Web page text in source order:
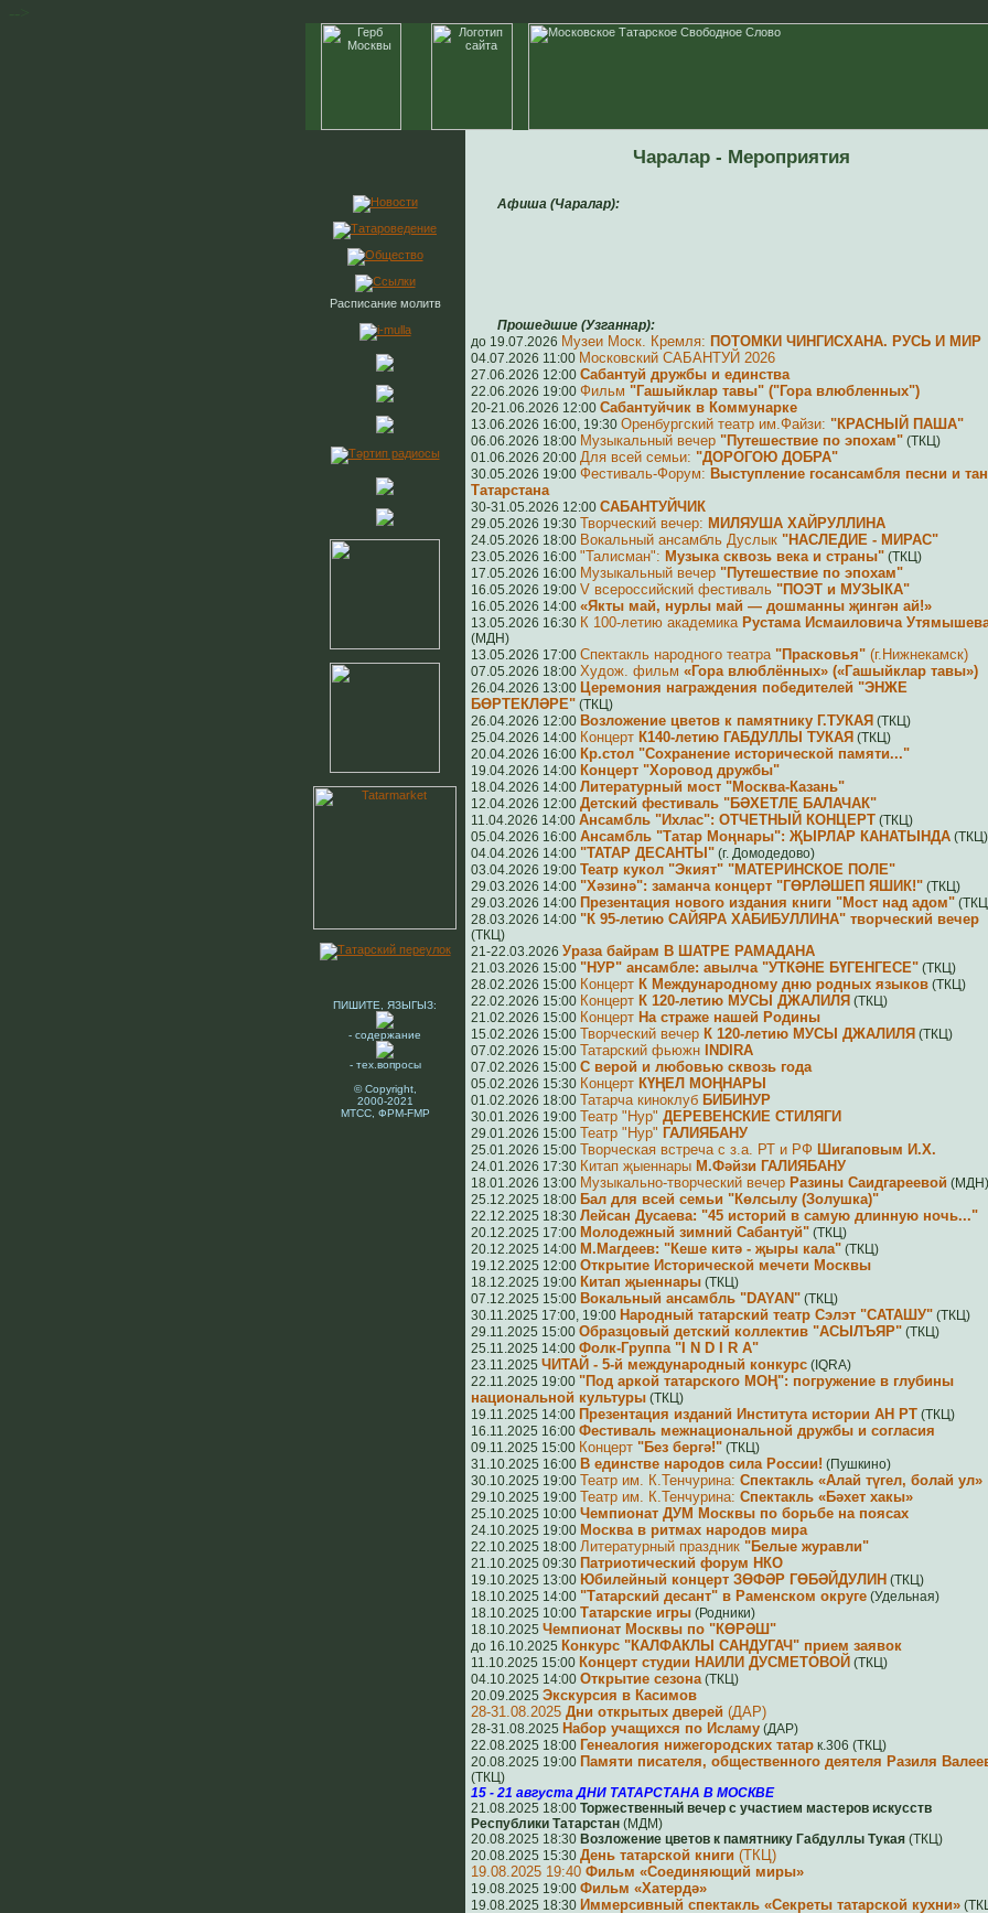
Расписание молитв
ПИШИТЕ, ЯЗЫГЫЗ:
- содержание
- тех.вопросы
© Copyright,
2000-2021
МТСС, ФРМ-FMP
Чаралар - Мероприятия
Афиша (Чаралар):
Прошедшие (Узганнар):
до 19.07.2026 Музеи Моск. Кремля: ПОТОМКИ ЧИНГИСХАНА. РУСЬ И МИР
04.07.2026 11:00 Московский САБАНТУЙ 2026
27.06.2026 12:00 Сабантуй дружбы и единства
22.06.2026 19:00 Фильм "Гашыйклар тавы" ("Гора влюбленных")
20-21.06.2026 12:00 Сабантуйчик в Коммунарке
13.06.2026 16:00, 19:30 Оренбургский театр им.Файзи: "КРАСНЫЙ ПАША"
06.06.2026 18:00 Музыкальный вечер "Путешествие по эпохам"(ТКЦ)
01.06.2026 20:00 Для всей семьи: "ДОРОГОЮ ДОБРА"
30.05.2026 19:00 Фестиваль-Форум: Выступление госансамбля песни и
Татарстана
30-31.05.2026 12:00 САБАНТУЙЧИК
29.05.2026 19:30 Творческий вечер: МИЛЯУША ХАЙРУЛЛИНА
24.05.2026 18:00 Вокальный ансамбль Дуслык "НАСЛЕДИЕ - МИРАС"
23.05.2026 16:00 "Талисман": Музыка сквозь века и страны"(ТКЦ)
17.05.2026 16:00 Музыкальный вечер "Путешествие по эпохам"
16.05.2026 19:00 V всероссийский фестиваль "ПОЭТ и МУЗЫКА"
16.05.2026 14:00 «Якты май, нурлы май — дошманны җингән ай!»
13.05.2026 16:30 К 100-летию академика Рустама Исмаиловича
(МДН)
13.05.2026 17:00 Спектакль народного театра "Прасковья"(г.Нижнекамск)
07.05.2026 18:00 Худож. фильм «Гора влюблённых» («Гашыйклар тавы»)
26.04.2026 13:00 Церемония награждения победителей "ЭНЖЕ
БӨРТЕКЛӘРЕ"(ТКЦ)
26.04.2026 12:00 Возложение цветов к памятнику Г.ТУКАЯ (ТКЦ)
25.04.2026 14:00 Концерт К140-летию ГАБДУЛЛЫ ТУКАЯ (ТКЦ)
20.04.2026 16:00 Кр.стол "Сохранение исторической памяти..."
19.04.2026 14:00 Концерт "Хоровод дружбы"
18.04.2026 14:00 Литературный мост "Москва-Казань"
12.04.2026 12:00 Детский фестиваль "БӘХЕТЛЕ БАЛАЧАК"
11.04.2026 14:00 Ансамбль "Ихлас": ОТЧЕТНЫЙ КОНЦЕРТ(ТКЦ)
05.04.2026 16:00 Ансамбль "Татар Моңнары": ҖЫРЛАР КАНАТЫНДА(ТКЦ)
04.04.2026 14:00 "ТАТАР ДЕСАНТЫ"(г. Домодедово)
03.04.2026 19:00 Театр кукол "Экият" "МАТЕРИНСКОЕ ПОЛЕ"
29.03.2026 14:00 "Хәзинә": заманча концерт "ГӨРЛӘШЕП ЯШИК!"(ТКЦ)
29.03.2026 14:00 Презентация нового издания книги "Мост над адом"
28.03.2026 14:00 "К 95-летию САЙЯРА ХАБИБУЛЛИНА" творческий вечер
(ТКЦ)
21-22.03.2026 Ураза байрам В ШАТРЕ РАМАДАНА
21.03.2026 15:00 "НУР" ансамбле: авылча "УТКӘНЕ БҮГЕНГЕСЕ"(ТКЦ)
28.02.2026 15:00 Концерт К Международному дню родных языков(ТКЦ)
22.02.2026 15:00 Концерт К 120-летию МУСЫ ДЖАЛИЛЯ (ТКЦ)
21.02.2026 15:00 Концерт На страже нашей Родины
15.02.2026 15:00 Творческий вечер К 120-летию МУСЫ ДЖАЛИЛЯ (ТКЦ)
07.02.2026 15:00 Татарский фьюжн INDIRA
07.02.2026 15:00 С верой и любовью сквозь года
05.02.2026 15:30 Концерт КҮҢЕЛ МОҢНАРЫ
01.02.2026 18:00 Татарча киноклуб БИБИНУР
30.01.2026 19:00 Театр "Нур" ДЕРЕВЕНСКИЕ СТИЛЯГИ
29.01.2026 15:00 Театр "Нур" ГАЛИЯБАНУ
25.01.2026 15:00 Творческая встреча с з.а. РТ и РФ Шигаповым И.Х.
24.01.2026 17:30 Китап җыеннары М.Фәйзи ГАЛИЯБАНУ
18.01.2026 13:00 Музыкально-творческий вечер Разины Саидгареевой (МДН)
25.12.2025 18:00 Бал для всей семьи "Көлсылу (Золушка)"
22.12.2025 18:30 Лейсан Дусаева: "45 историй в самую длинную ночь..."
20.12.2025 17:00 Молодежный зимний Сабантуй"(ТКЦ)
20.12.2025 14:00 М.Магдеев: "Кеше китә - җыры кала"(ТКЦ)
19.12.2025 12:00 Открытие Исторической мечети Москвы
18.12.2025 19:00 Китап җыеннары(ТКЦ)
07.12.2025 15:00 Вокальный ансамбль "DAYAN"(ТКЦ)
30.11.2025 17:00, 19:00 Народный татарский театр Сэлэт "САТАШУ"(ТКЦ)
29.11.2025 15:00 Образцовый детский коллектив "АСЫЛЪЯР"(ТКЦ)
25.11.2025 14:00 Фолк-Группа "I N D I R A"
23.11.2025 ЧИТАЙ - 5-й международный конкурс(IQRA)
22.11.2025 19:00 "Под аркой татарского МОҢ": погружение в глубины
национальной культуры(ТКЦ)
19.11.2025 14:00 Презентация изданий Института истории АН РТ(ТКЦ)
16.11.2025 16:00 Фестиваль межнациональной дружбы и согласия
09.11.2025 15:00 Концерт "Без бергә!"(ТКЦ)
31.10.2025 16:00 В единстве народов сила России! (Пушкино)
30.10.2025 19:00 Театр им. К.Тенчурина: Спектакль «Алай түгел, болай ул»
29.10.2025 19:00 Театр им. К.Тенчурина: Спектакль «Бәхет хакы»
25.10.2025 10:00 Чемпионат ДУМ Москвы по борьбе на поясах
24.10.2025 19:00 Москва в ритмах народов мира
22.10.2025 18:00 Литературный праздник "Белые журавли"
21.10.2025 09:30 Патриотический форум НКО
19.10.2025 13:00 Юбилейный концерт ЗӨФӘР ГӨБӘЙДУЛИН (ТКЦ)
18.10.2025 14:00 "Татарский десант" в Раменском округе(Удельная)
18.10.2025 10:00 Татарские игры(Родники)
18.10.2025 Чемпионат Москвы по "КӨРӘШ"
до 16.10.2025 Конкурс "КАЛФАКЛЫ САНДУГАЧ" прием заявок
11.10.2025 15:00 Концерт студии НАИЛИ ДУСМЕТОВОЙ (ТКЦ)
04.10.2025 14:00 Открытие сезона(ТКЦ)
20.09.2025 Экскурсия в Касимов
28-31.08.2025 Дни открытых дверей (ДАР)
28-31.08.2025 Набор учащихся по Исламу(ДАР)
22.08.2025 18:00 Генеалогия нижегородских татарк.306 (ТКЦ)
20.08.2025 19:00 Памяти писателя, общественного деятеля Разиля
(ТКЦ)
15 - 21 августа ДНИ ТАТАРСТАНА В МОСКВЕ
21.08.2025 18:00 Торжественный вечер с участием мастеров искусств
Республики Татарстан(МДМ)
20.08.2025 18:30 Возложение цветов к памятнику Габдуллы Тукая(ТКЦ)
20.08.2025 15:30 День татарской книги (ТКЦ)
19.08.2025 19:40 Фильм «Соединяющий миры»
19.08.2025 19:00 Фильм «Хатердә»
19.08.2025 18:30 Иммерсивный спектакль «Секреты татарской кухни»